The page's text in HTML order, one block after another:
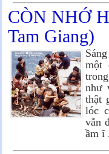
CÒN NHỚ
Tam Giang)
một
như
thật
lóc
vẫn
ầm